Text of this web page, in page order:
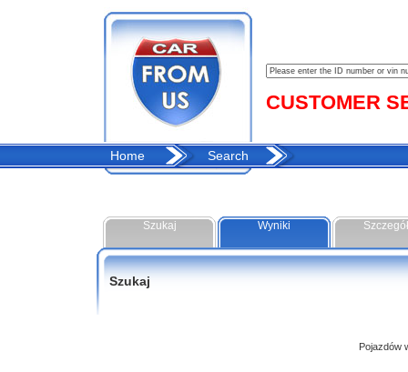
CUSTOMER
Home Search
Szukaj Wyniki
Szukaj
Pojazdów